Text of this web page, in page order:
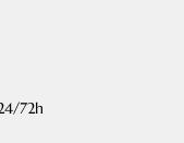
72h